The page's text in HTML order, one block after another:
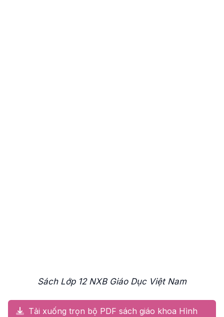
Sách Lớp 12 NXB Giáo Dục Việt Nam
Tải xuống trọn bộ PDF sách giáo khoa Hình